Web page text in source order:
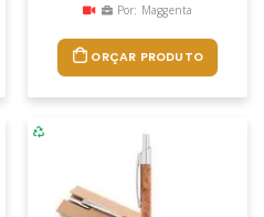
Por: Maggenta
ORÇAR PRODUTO